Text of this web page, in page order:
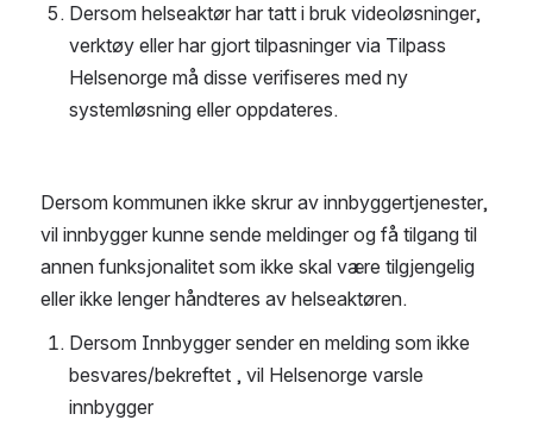
Dersom helseaktør har tatt i bruk videoløsninger,
verktøy eller har gjort tilpasninger via Tilpass
Helsenorge må disse verifiseres med ny
systemløsning eller oppdateres.
Dersom kommunen ikke skrur av innbyggertjenester,
vil innbygger kunne sende meldinger og få tilgang til
annen funksjonalitet som ikke skal være tilgjengelig
eller ikke lenger håndteres av helseaktøren.
Dersom Innbygger sender en melding som ikke
besvares/bekreftet , vil Helsenorge varsle
innbygger